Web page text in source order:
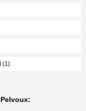
(1)